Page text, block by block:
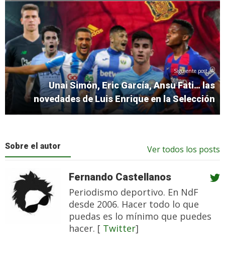
Siguiente post
Unai Simón, Eric García, Ansu Fati… las
novedades de Luis Enrique en la Selección
Sobre el autor Ver todos los posts
Fernando Castellanos
Periodismo deportivo. En NdF
desde 2006. Hacer todo lo que
puedas es lo mínimo que puedes
hacer. [ Twitter]